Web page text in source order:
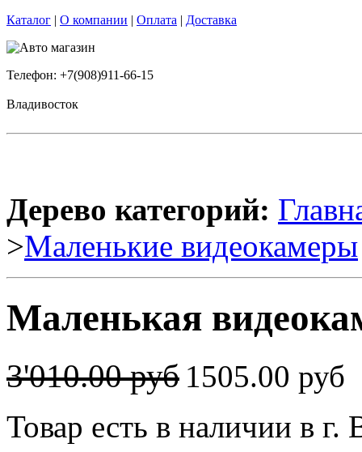
Каталог | О компании | Оплата | Доставка
Телефон: +7(908)911-66-15
Владивосток
Дерево категорий:
>Маленькие видеокамеры
Маленькая
3'010.00 руб 1505.00 руб
Товар есть в наличии в г.